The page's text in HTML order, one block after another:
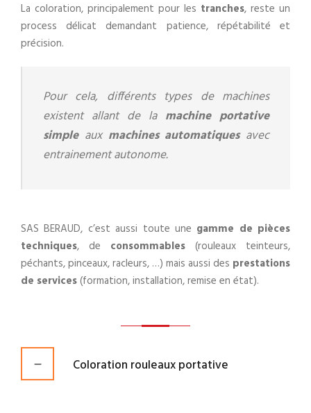
La coloration, principalement pour les tranches, reste un
process délicat demandant patience, répétabilité et
précision.
Pour cela, différents types de machines
existent allant de la machine portative
simpleaux machines automatiquesavec
entrainement autonome.
SAS BERAUD, c’est aussi toute une gamme de pièces
techniques, de consommables (rouleaux teinteurs,
péchants, pinceaux, racleurs, …) mais aussi des prestations
de services(formation, installation, remise en état).
Coloration rouleaux portative